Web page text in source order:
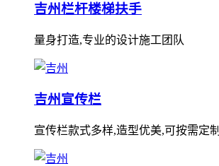
吉州栏杆楼梯扶手
量身打造,专业的设计施工团队
吉州宣传栏
宣传栏款式多样,造型优美,可按需定制